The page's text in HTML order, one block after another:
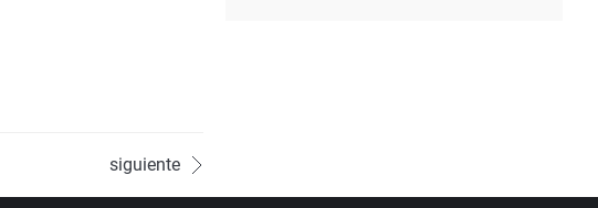
siguiente